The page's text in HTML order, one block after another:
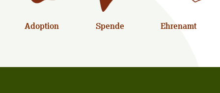
Adoption Spende Ehrenamt